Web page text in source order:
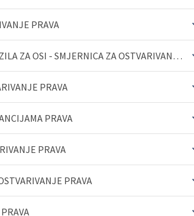
OPŠIRNIJE
OPŠIRNIJE
PRAVA
OSLOBAĐANJE OD PDV I CARINE PRILIKOM UVOZA VOZILA ZA OSI - SMJERNICA ZA OSTVARIVANJE PRAVA
OPŠIRNIJE
PRAVA
PRAVA
PRAVA
PRAVA